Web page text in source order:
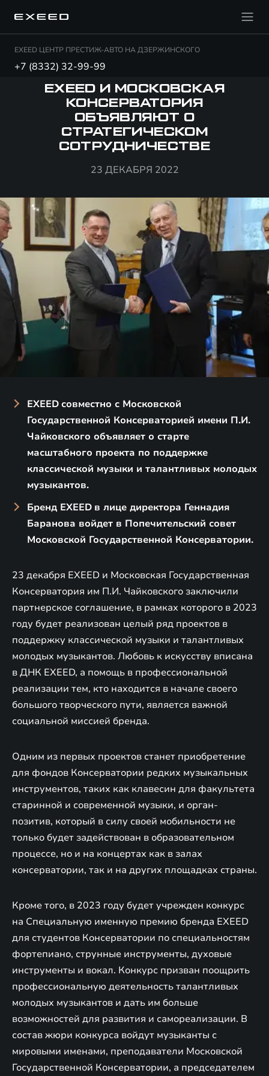
EXEED ЦЕНТР ПРЕСТИЖ-АВТО НА ДЗЕРЖИНСКОГО
+7 (8332) 32-99-99
EXEED И МОСКОВСКАЯ
КОНСЕРВАТОРИЯ
ОБЪЯВЛЯЮТ О
СТРАТЕГИЧЕСКОМ
СОТРУДНИЧЕСТВЕ
23 ДЕКАБРЯ 2022
EXEEDсовместно с Московской
Государственной Консерваторией имени П.И.
Чайковского объявляет о старте
масштабного проекта по поддержке
классической музыки и талантливых молодых
музыкантов.
Бренд EXEED в лице директора Геннадия
Баранова войдет в Попечительский совет
Московской Государственной Консерватории.
23 декабря EXEED и Московская Государственная
Консерватория им П.И. Чайковского заключили
партнерское соглашение, в рамках которого в 2023
году будет реализован целый ряд проектов в
поддержку классической музыки и талантливых
молодых музыкантов. Любовь к искусству вписана
в ДНК EXEED, а помощь в профессиональной
реализации тем, кто находится в начале своего
большого творческого пути, является важной
социальной миссией бренда.
Одним из первых проектов станет приобретение
для фондов Консерватории редких музыкальных
инструментов, таких как клавесин для факультета
старинной и современной музыки, и орган-
позитив, который в силу своей мобильности не
только будет задействован в образовательном
процессе, но и на концертах как в залах
консерватории, так и на других площадках страны.
Кроме того, в 2023 году будет учрежден конкурс
на Специальную именную премию бренда EXEED
для студентов Консерватории по специальностям
фортепиано, струнные инструменты, духовые
инструменты и вокал. Конкурс призван поощрить
профессиональную деятельность талантливых
молодых музыкантов и дать им больше
возможностей для развития и самореализации. В
состав жюри конкурса войдут музыканты с
мировыми именами, преподаватели Московской
Государственной Консерватории, а председателем